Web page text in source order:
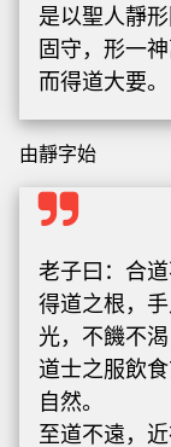
是以聖人靜
固守，形一
而得道大要。
由靜字始
老子曰：合
得道之根，
光，不饑不
道士之服飲
自然。
至道不遠，近